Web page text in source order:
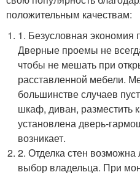
положительным качествам:
1. Безусловная
Дверные проемы не
чтобы не мешать при
расставленной мебели.
большинстве случаев
шкаф, диван, разместить
установлена дверь-
возникает.
2. Отделка стен
выбор владельца. При